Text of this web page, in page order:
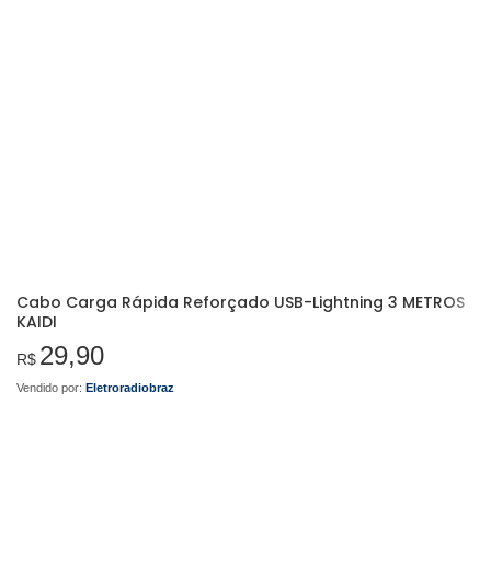
Cabo Carga Rápida Reforçado USB-Lightning 3 METROS
KAIDI
R$ 29,90
Vendido por: Eletroradiobraz